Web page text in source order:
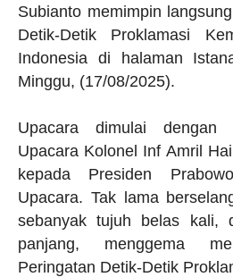
Subianto memimpin
Detik-Detik Proklamasi
Indonesia di halaman
Minggu, (17/08/2025).
Upacara dimulai dengan
Upacara Kolonel Inf Amril
kepada Presiden
Upacara. Tak lama
sebanyak tujuh belas kali,
panjang, menggema
Peringatan Detik-Detik